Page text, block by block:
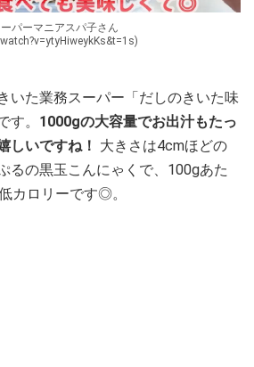
パーマニアスパ子さん
いた業務スーパー「だしのきいた味
す。 1000gの大容量でお出汁もたっ
しいですね！ 大きさは4cmほどの
るの黒玉こんにゃくで、100gあた
カロリーです◎。